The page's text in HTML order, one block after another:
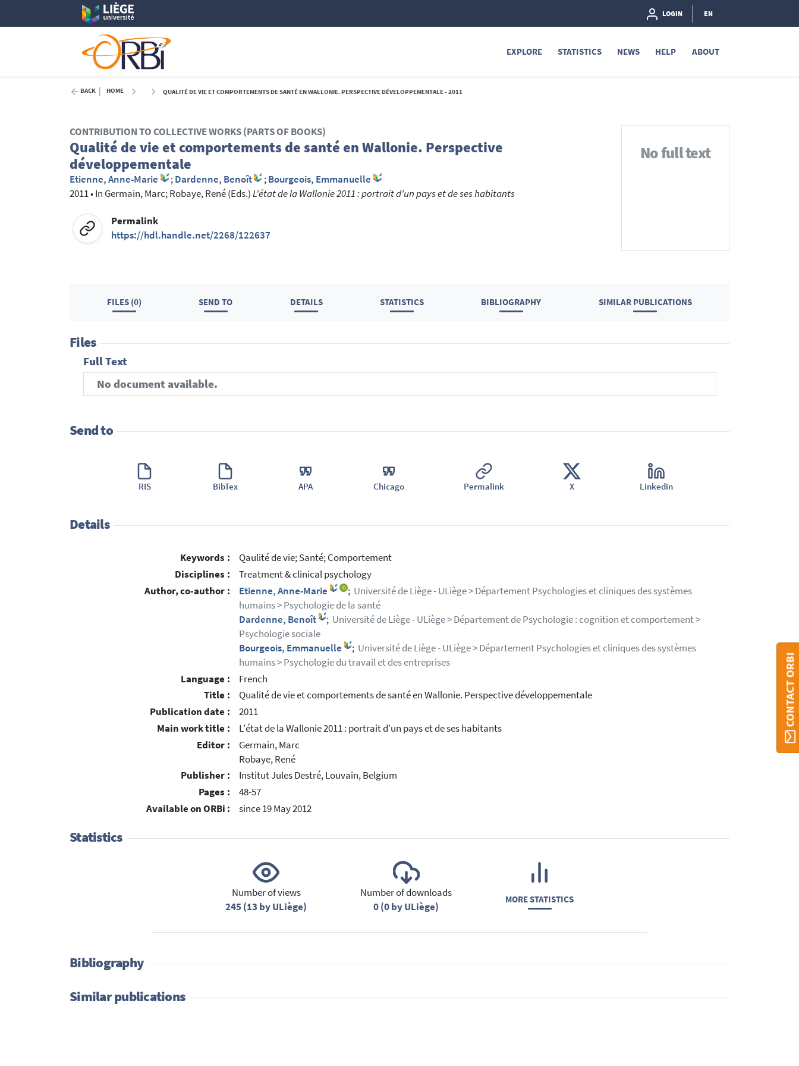
LOGIN EN
EXPLORE STATISTICS NEWS HELP ABOUT
BACK HOME QUALITÉ DE VIE ET COMPORTEMENTS DE SANTÉ EN WALLONIE. PERSPECTIVE DÉVELOPPEMENTALE - 2011
No full text
CONTRIBUTION TO COLLECTIVE WORKS (PARTS OF BOOKS)
Qualité de vie et comportements de santé en Wallonie. Perspective
développementale
Etienne, Anne-Marie ;Dardenne, Benoît ;Bourgeois, Emmanuelle
2011•In Germain, Marc; Robaye, René(Eds.)L'état de la Wallonie 2011 : portrait d'un pays et de ses habitants
Permalink
https://hdl.handle.net/2268/122637
FILES (0) SEND TO DETAILS STATISTICS BIBLIOGRAPHY SIMILAR PUBLICATIONS
Files
Full Text
No document available.
Send to
RIS BibTex APA Chicago Permalink X Linkedin
Details
Keywords :
Qaulité de vie; Santé; Comportement
Disciplines :
Treatment & clinical psychology
Author, co-author :
Etienne, Anne-Marie ; Université de Liège - ULiège > Département Psychologies et cliniques des systèmes
humains > Psychologie de la santé
Dardenne, Benoît
; Université de Liège - ULiège > Département de Psychologie : cognition et comportement >
Psychologie sociale
Bourgeois, Emmanuelle
; Université de Liège - ULiège > Département Psychologies et cliniques des systèmes
humains > Psychologie du travail et des entreprises
Language :
French
Title :
Qualité de vie et comportements de santé en Wallonie. Perspective développementale
Publication date :
2011
Main work title :
L'état de la Wallonie 2011 : portrait d'un pays et de ses habitants
Editor :
Germain, Marc
Robaye, René
Publisher :
Institut Jules Destré, Louvain, Belgium
Pages :
48-57
Available on ORBi :
since 19 May 2012
Statistics
Number of views
245 (13 by ULiège)
Number of downloads
0 (0 by ULiège)
MORE STATISTICS
Bibliography
Similar publications
CONTACT ORBI